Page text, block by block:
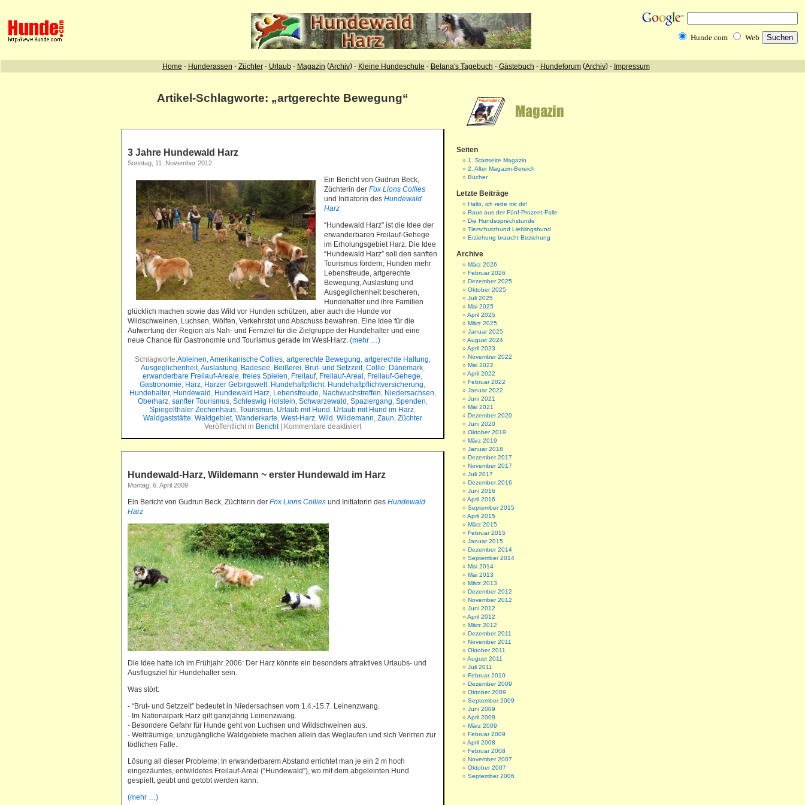
Artikel-Schlagworte: „artgerechte Bewegung“
3 Jahre Hundewald Harz
Sonntag, 11. November 2012
Ein Bericht von Gudrun Beck,
Züchterin der Fox Lions Collies
und Initiatorin des Hundewald
Harz
“Hundewald Harz” ist die Idee der
erwanderbaren Freilauf-Gehege
im Erholungsgebiet Harz. Die Idee
“Hundewald Harz” soll den sanften
Tourismus fördern, Hunden mehr
Lebensfreude, artgerechte
Bewegung, Auslastung und
Ausgeglichenheit bescheren,
Hundehalter und ihre Familien
glücklich machen sowie das Wild vor Hunden schützen, aber auch die Hunde vor
Wildschweinen, Luchsen, Wölfen, Verkehrstot und Abschuss bewahren. Eine Idee für die
Aufwertung der Region als Nah- und Fernziel für die Zielgruppe der Hundehalter und eine
neue Chance für Gastronomie und Tourismus gerade im West-Harz. (mehr …)
Schlagworte:Ableinen,Amerikanische Collies, artgerechte Bewegung, artgerechte Haltung,
Ausgeglichenheit,Auslastung, Badesee, Beißerei, Brut- und Setzzeit, Collie, Dänemark,
erwanderbare Freilauf-Areale, freies Spielen, Freilauf, Freilauf-Areal , Freilauf-Gehege,
Gastronomie, Harz, Harzer Gebirgswelt, Hundehaftpflicht, Hundehaftpflichtversicherung,
Hundehalter, Hundewald , Hundewald Harz, Lebensfreude, Nachwuchstreffen, Niedersachsen,
Oberharz, sanfter Tourismus, Schleswig Holstein, Schwarzewald , Spaziergang, Spenden,
Spiegelthaler Zechenhaus, Tourismus, Urlaub mit Hund , Urlaub mit Hund im Harz,
Waldgaststätte, Waldgebiet, Wanderkarte, West-Harz, Wild , Wildemann, Zaun, Züchter
Veröffentlicht in Bericht| Kommentare deaktiviert
Hundewald-Harz, Wildemann ~ erster Hundewald im Harz
Montag, 6. April 2009
Ein Bericht von Gudrun Beck, Züchterin der Fox Lions Collies und Initiatorin des Hundewald
Harz
Die Idee hatte ich im Frühjahr 2006: Der Harz könnte ein besonders attraktives Urlaubs- und
Ausflugsziel für Hundehalter sein.
Was stört:
- “Brut- und Setzzeit” bedeutet in Niedersachsen vom 1.4.-15.7. Leinenzwang.
- Im Nationalpark Harz gilt ganzjährig Leinenzwang.
- Besondere Gefahr für Hunde geht von Luchsen und Wildschweinen aus.
- Weiträumige, unzugängliche Waldgebiete machen allein das Weglaufen und sich Verirren zur
tödlichen Falle.
Lösung all dieser Probleme: In erwanderbarem Abstand errichtet man je ein 2 m hoch
eingezäuntes, entwildetes Freilauf-Areal (“Hundewald”), wo mit dem abgeleinten Hund
gespielt, geübt und getobt werden kann.
(mehr …)
Seiten
1. Startseite Magazin
2. Alter Magazin-Bereich
Bücher
Letzte Beiträge
Hallo, ich rede mit dir!
Raus aus der Fünf-Prozent-Falle
Die Hundesprechstunde
Tierschutzhund Lieblingshund
Erziehung braucht Beziehung
Archive
März 2026
Februar 2026
Dezember 2025
Oktober 2025
Juli 2025
Mai 2025
April 2025
März 2025
Januar 2025
August 2024
April 2023
November 2022
Mai 2022
April 2022
Februar 2022
Januar 2022
Juni 2021
Mai 2021
Dezember 2020
Juni 2020
Oktober 2019
März 2019
Januar 2018
Dezember 2017
November 2017
Juli 2017
Dezember 2016
Juni 2016
April 2016
September 2015
April 2015
März 2015
Februar 2015
Januar 2015
Dezember 2014
September 2014
Mai 2014
Mai 2013
März 2013
Dezember 2012
November 2012
Juni 2012
April 2012
März 2012
Dezember 2011
November 2011
Oktober 2011
August 2011
Juli 2011
Februar 2010
Dezember 2009
Oktober 2009
September 2009
Juni 2009
April 2009
März 2009
Februar 2009
April 2008
Februar 2008
November 2007
Oktober 2007
September 2006